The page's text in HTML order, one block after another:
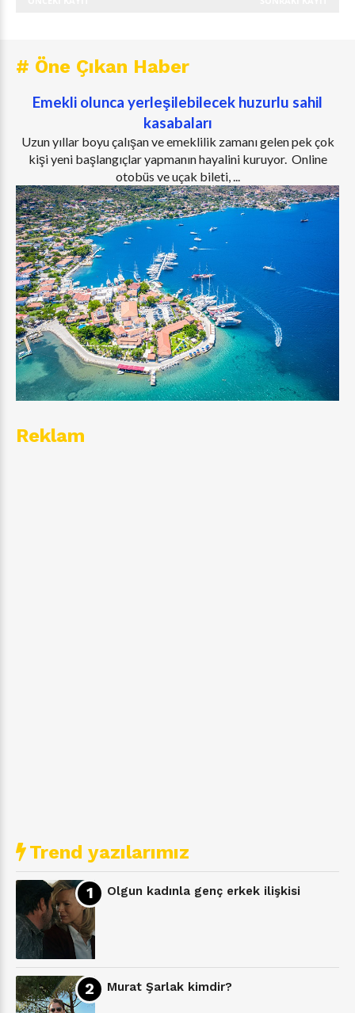
# Öne Çıkan Haber
Emekli olunca yerleşilebilecek huzurlu sahil
kasabaları
Uzun yıllar boyu çalışan ve emeklilik zamanı gelen pek çok
kişi yeni başlangıçlar yapmanın hayalini kuruyor. Online
otobüs ve uçak bileti, ...
Reklam
Trend yazılarımız
Olgun kadınla genç erkek ilişkisi
Murat Şarlak kimdir?